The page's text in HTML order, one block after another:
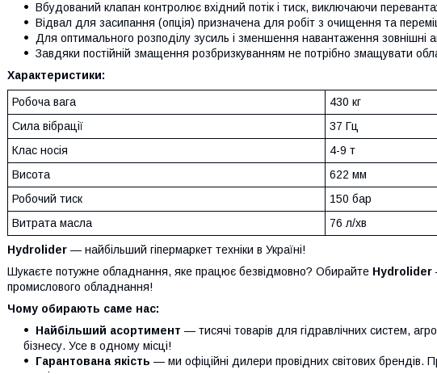
Вбудований клапан контролює вхідний потік і тиск, виключаючи
Відвал для засипання (опція) призначена для робіт з очищення та
Для оптимального розподілу зусиль і зменшення навантаження зовнішні
Завдяки постійній змащення розбризкуванням не потрібно змащувати
Характеристики:
Робоча вага
430 кг
Сила вібрації
37 Гц
Клас носія
4-9 т
Висота
622 мм
Робочий тиск
150 бар
Витрата масла
76 л/хв
Hydrolider — найбільший гіпермаркет техніки в Україні!
Шукаєте потужне обладнання, яке працює безвідмовно? Обирайте Hydrolider
промислового обладнання!
Чому обирають саме нас:
Найбільший асортимент — тисячі товарів для гідравлічних систем,
бізнесу. Усе в одному місці!
Гарантована якість — ми офіційні дилери провідних світових брендів.